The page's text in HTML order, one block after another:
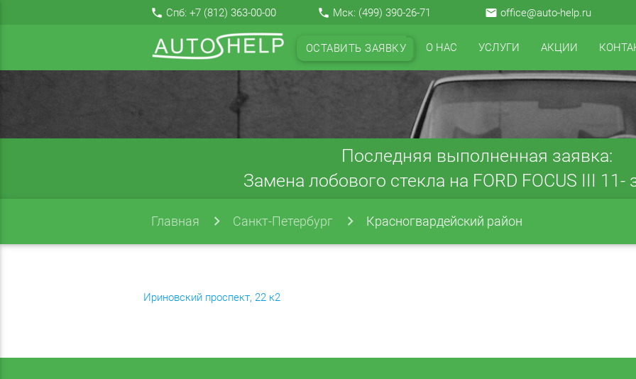
local_phone Спб: +7 (812) 363-00-00 local_phone Мск: (499) 390-26-71 email office@auto-help.ru
ОСТАВИТЬ ЗАЯВКУ О НАС УСЛУГИ АКЦИИ
Последняя выполненная заявка:
Замена лобового стекла на FORD FOCUS III 11-
Главная Санкт-Петербург Красногвардейский район
Ириновский проспект, 22 к2